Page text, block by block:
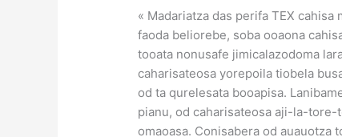
« Madariatza das perifa TEX
faoda beliorebe, soba ooaona
tooata nonusafe jimicalazodoma
caharisateosa yorepoila tiobela
od ta qurelesata booapisa.
pianu, od caharisateosa aji-la-tore-
omaoasa. Conisabera od auauotza